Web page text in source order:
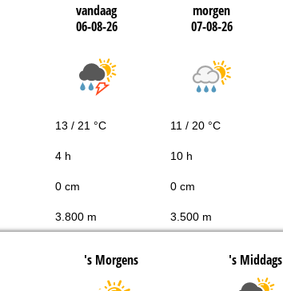
vandaag
06-08-26
morgen
07-08-26
13 / 21 °C 11 / 20 °C
4 h 10 h
0 cm 0 cm
3.800 m 3.500 m
's Morgens 's Middags